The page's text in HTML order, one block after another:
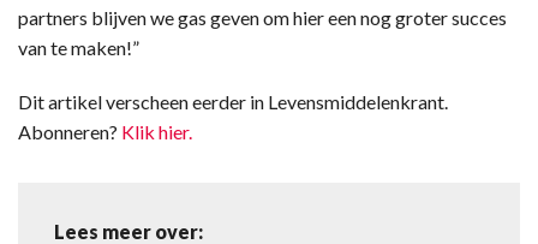
partners blijven we gas geven om hier een nog groter succes
van te maken!”
Dit artikel verscheen eerder in Levensmiddelenkrant.
Abonneren? Klik hier.
Lees meer over: